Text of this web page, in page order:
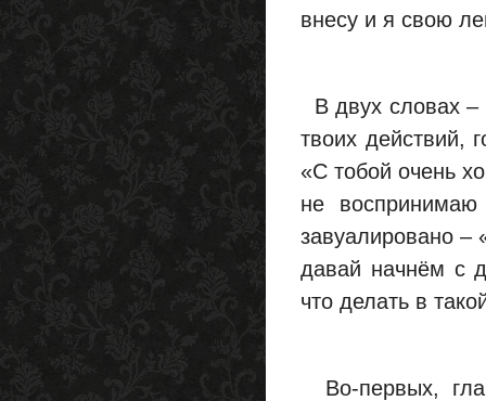
внесу и я свою
В двух словах –
твоих действий,
«С тобой очень
не
завуалировано –
давай начнём с
что делать в
Во-первых,